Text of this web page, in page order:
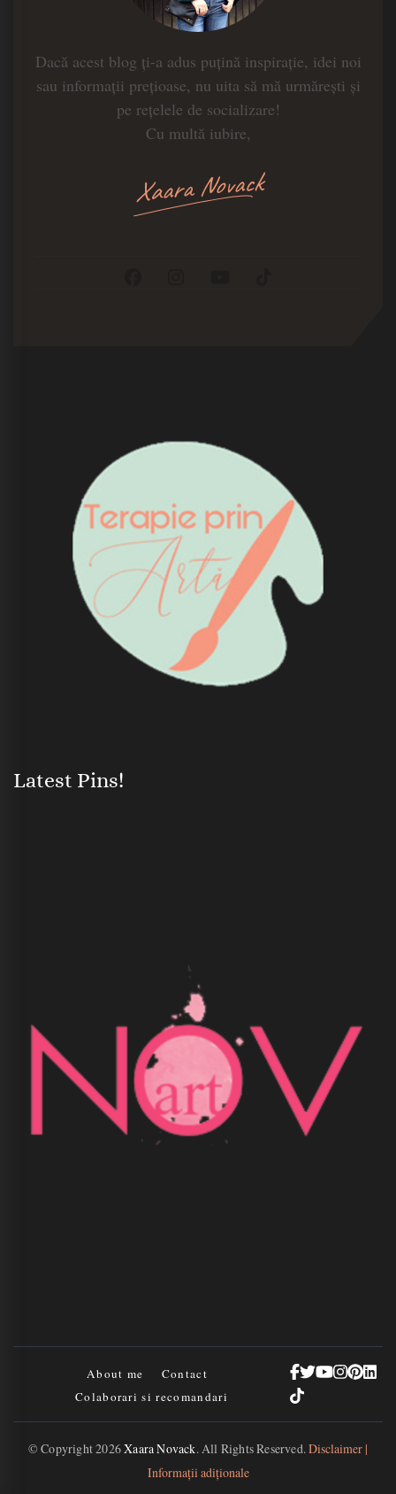
Dacă acest blog ți-a adus puțină inspirație, idei noi
sau informații prețioase, nu uita să mă urmărești și
pe rețelele de socializare!
Cu multă iubire,
Xaara Novack
Latest Pins!
About me
Contact
Colaborari si recomandari
© Copyright 2026Xaara Novack. All Rights Reserved.Disclaimer |
Informații adiționale